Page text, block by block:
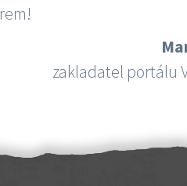
zakladatel portálu